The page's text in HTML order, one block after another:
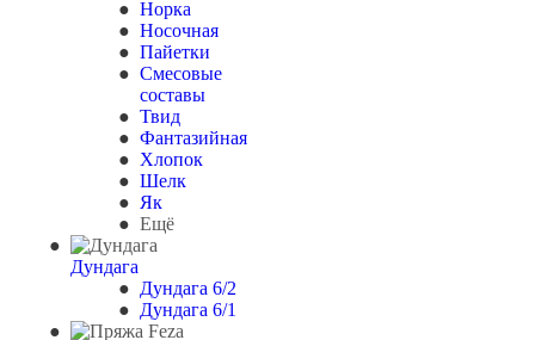
Норка
Носочная
Пайетки
Смесовые
составы
Твид
Фантазийная
Хлопок
Шелк
Як
Ещё
Дундага
Дундага 6/2
Дундага 6/1